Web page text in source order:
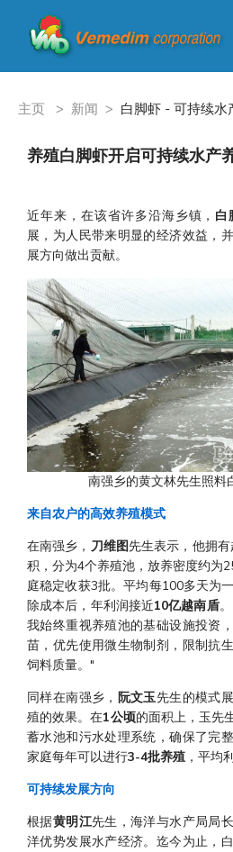
主页 > 新闻 > 白脚虾 - 可持续水
养殖白脚虾开启可持续水产
近年来，在该省许多沿海乡镇， 白
展，为人民带来明显的经济效益，
展方向做出贡献。
南强乡的黄文林先生照料
来自农户的高效养殖模式
在南强乡， 刀维图先生表示，他拥
积，分为4个养殖池，放养密度约为
庭稳定收获3批。平均每100多天为
除成本后，年利润接近10亿越南盾
我始终重视养殖池的基础设施投资
苗，优先使用微生物制剂，限制抗
饲料质量。"
同样在南强乡， 阮文玉先生的模式
殖的效果。在1公顷的面积上，玉先
蓄水池和污水处理系统，确保了完
家庭每年可以进行3-4批养殖 ，平均
可持续发展方向
根据黄明江先生，海洋与水产局局
洋优势发展水产经济。迄今为止，